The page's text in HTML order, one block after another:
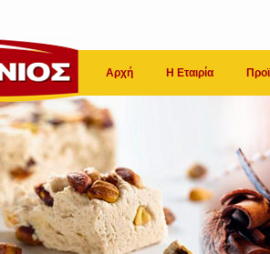
Αρχή Η Εταιρία